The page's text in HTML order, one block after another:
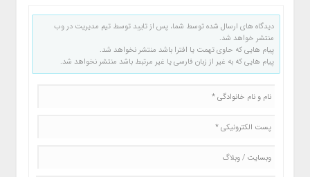
دیدگاه های ارسال شده توسط شما، پس از تایید توسط تیم مدیریت در وب
منتشر خواهد شد.
پیام هایی که حاوی تهمت یا افترا باشد منتشر نخواهد شد.
پیام هایی که به غیر از زبان فارسی یا غیر مرتبط باشد منتشر نخواهد شد.